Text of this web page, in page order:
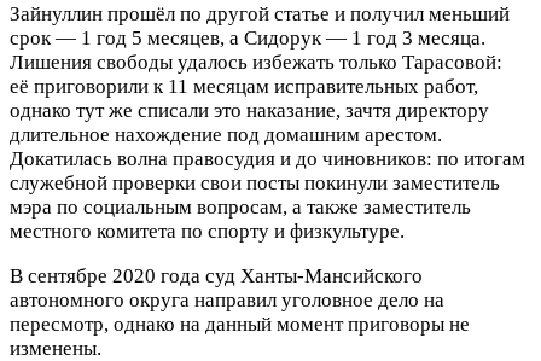
Зайнуллин прошёл по другой статье и получил меньший
срок — 1 год 5 месяцев, а Сидорук — 1 год 3 месяца.
Лишения свободы удалось избежать только Тарасовой:
её приговорили к 11 месяцам исправительных работ,
однако тут же списали это наказание, зачтя директору
длительное нахождение под домашним арестом.
Докатилась волна правосудия и до чиновников: по итогам
служебной проверки свои посты покинули заместитель
мэра по социальным вопросам, а также заместитель
местного комитета по спорту и физкультуре.
В сентябре 2020 года суд Ханты-Мансийского
автономного округа направил уголовное дело на
пересмотр, однако на данный момент приговоры не
изменены.